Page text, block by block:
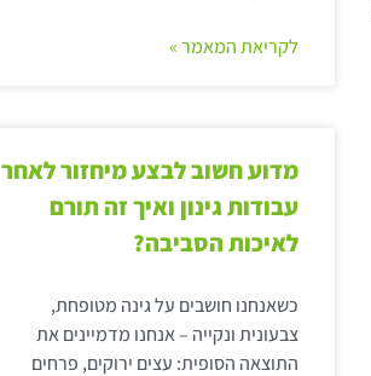
לקריאת המאמר »
מדוע חשוב לבצע מיחזור לאחר
עבודות גינון ואיך זה תורם
לאיכות הסביבה?
כשאנחנו חושבים על גינה מטופחת,
צבעונית ונקייה – אנחנו מדמיינים את
התוצאה הסופית: עצים ירוקים, פרחים